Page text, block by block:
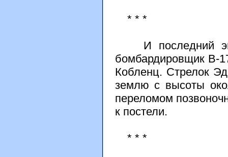
* * *
И последний
бомбардировщик В-
Кобленц. Стрелок
землю с высоты
переломом
к постели.
* * *